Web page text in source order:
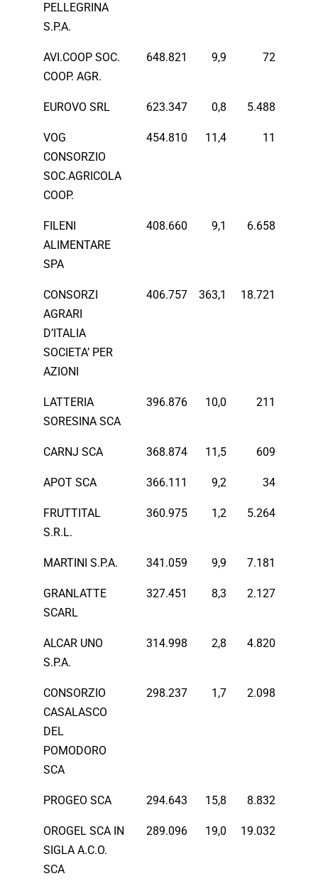
PELLEGRINA
S.P.A.
AVI.COOP SOC.
COOP. AGR.
648.821 9,9 72
EUROVO SRL 623.347 0,8 5.488
VOG
CONSORZIO
SOC.AGRICOLA
COOP.
454.810 11,4 11
FILENI
ALIMENTARE
SPA
408.660 9,1 6.658
CONSORZI
AGRARI
D’ITALIA
SOCIETA’ PER
AZIONI
406.757 363,1 18.721
LATTERIA
SORESINA SCA
396.876 10,0 211
CARNJ SCA 368.874 11,5 609
APOT SCA 366.111 9,2 34
FRUTTITAL
S.R.L.
360.975 1,2 5.264
MARTINI S.P.A. 341.059 9,9 7.181
GRANLATTE
SCARL
327.451 8,3 2.127
ALCAR UNO
S.P.A.
314.998 2,8 4.820
CONSORZIO
CASALASCO
DEL
POMODORO
SCA
298.237 1,7 2.098
PROGEO SCA 294.643 15,8 8.832
OROGEL SCA IN
SIGLA A.C.O.
SCA
289.096 19,0 19.032